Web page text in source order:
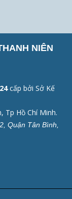
NIÊN
cấp bởi Sở Kế
Tp Hồ Chí Minh.
Quận Tân Bình,